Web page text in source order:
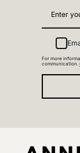
For more
communication.